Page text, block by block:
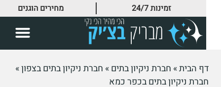
זמינות 24/7 מחירים הוגנים
דף הבית»חברת ניקיון בתים»חברת ניקיון בתים בצפון»
חברת ניקיון בתים בכפר כמא